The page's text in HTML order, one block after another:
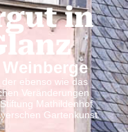
in
ebenso wie das
Veränderungen
Mathildenhof
Gartenkunst